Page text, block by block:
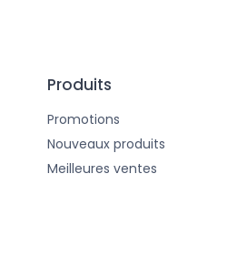
Produits
Promotions
Nouveaux produits
Meilleures ventes